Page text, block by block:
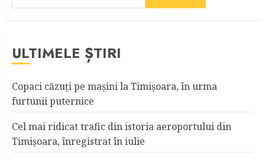
ULTIMELE ȘTIRI
Copaci căzuţi pe maşini la Timişoara, în urma
furtunii puternice
Cel mai ridicat trafic din istoria aeroportului din
Timişoara, înregistrat în iulie